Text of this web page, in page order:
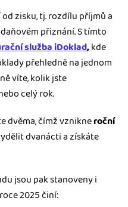
zisku, tj. rozdílu příjmů a
přiznání. S tímto
služba iDoklad,kde
přehledně na jednom
víte, kolik jste
celý rok.
dvěma, čímž vznikneroční
dvanácti a získáte
jsou pak stanoveny i
2025 činí: